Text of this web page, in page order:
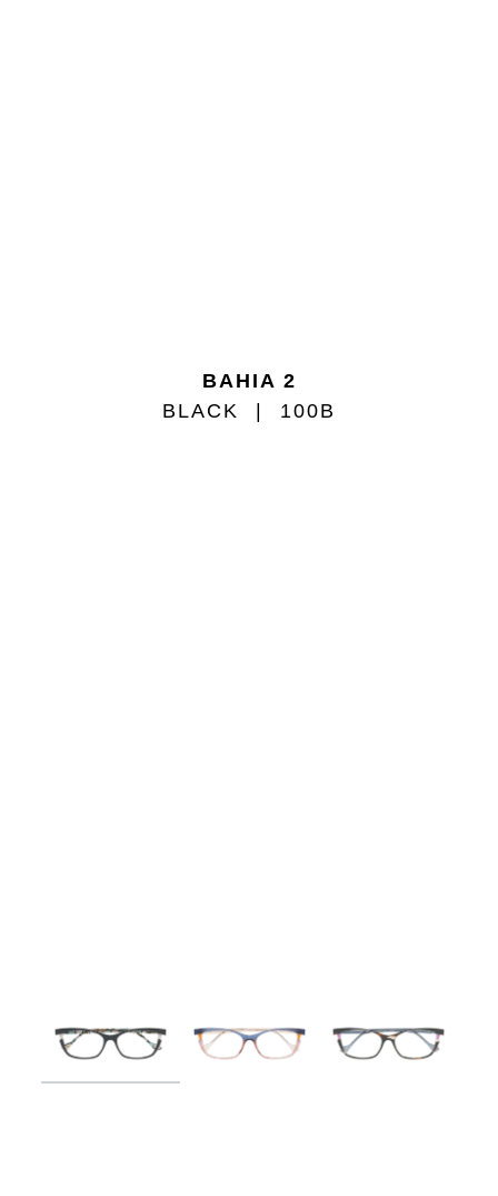
BAHIA 2
BLACK
100B